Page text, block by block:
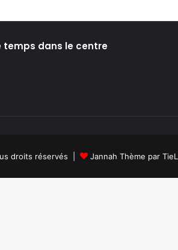
temps dans le centre
droits réservés | Jannah Thème par